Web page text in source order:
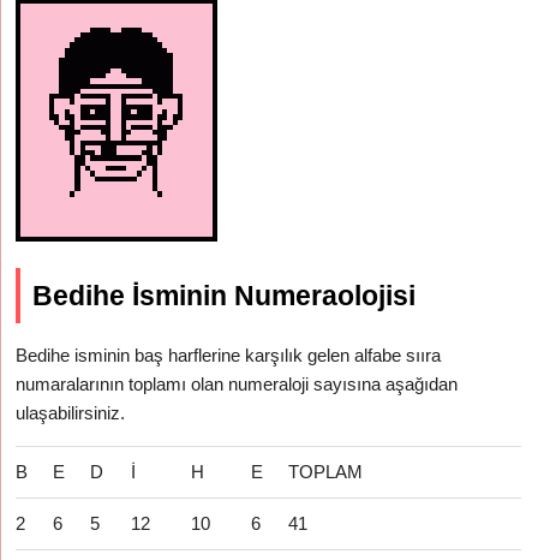
Bedihe İsminin Numeraolojisi
Bedihe isminin baş harflerine karşılık gelen alfabe sııra
numaralarının toplamı olan numeraloji sayısına aşağıdan
ulaşabilirsiniz.
B E D İ H E TOPLAM
2 6 5 12 10 6 41